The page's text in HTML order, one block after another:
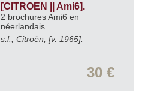
[CITROEN || Ami6].
2 brochures Ami6 en
néerlandais.
s.l., Citroën, [v. 1965].
30 €